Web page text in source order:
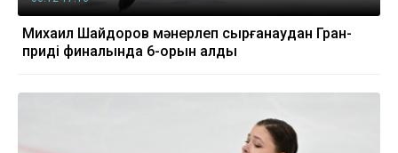
Михаил Шайдоров мәнерлеп сырғанаудан Гран-
придің финалында 6-орын алды